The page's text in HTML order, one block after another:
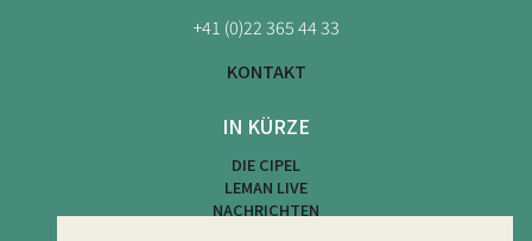
+41 (0)22 365 44 33
KONTAKT
IN KÜRZE
DIE CIPEL
LEMAN LIVE
NACHRICHTEN